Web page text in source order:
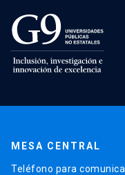
MESA CENTRAL
Teléfono para